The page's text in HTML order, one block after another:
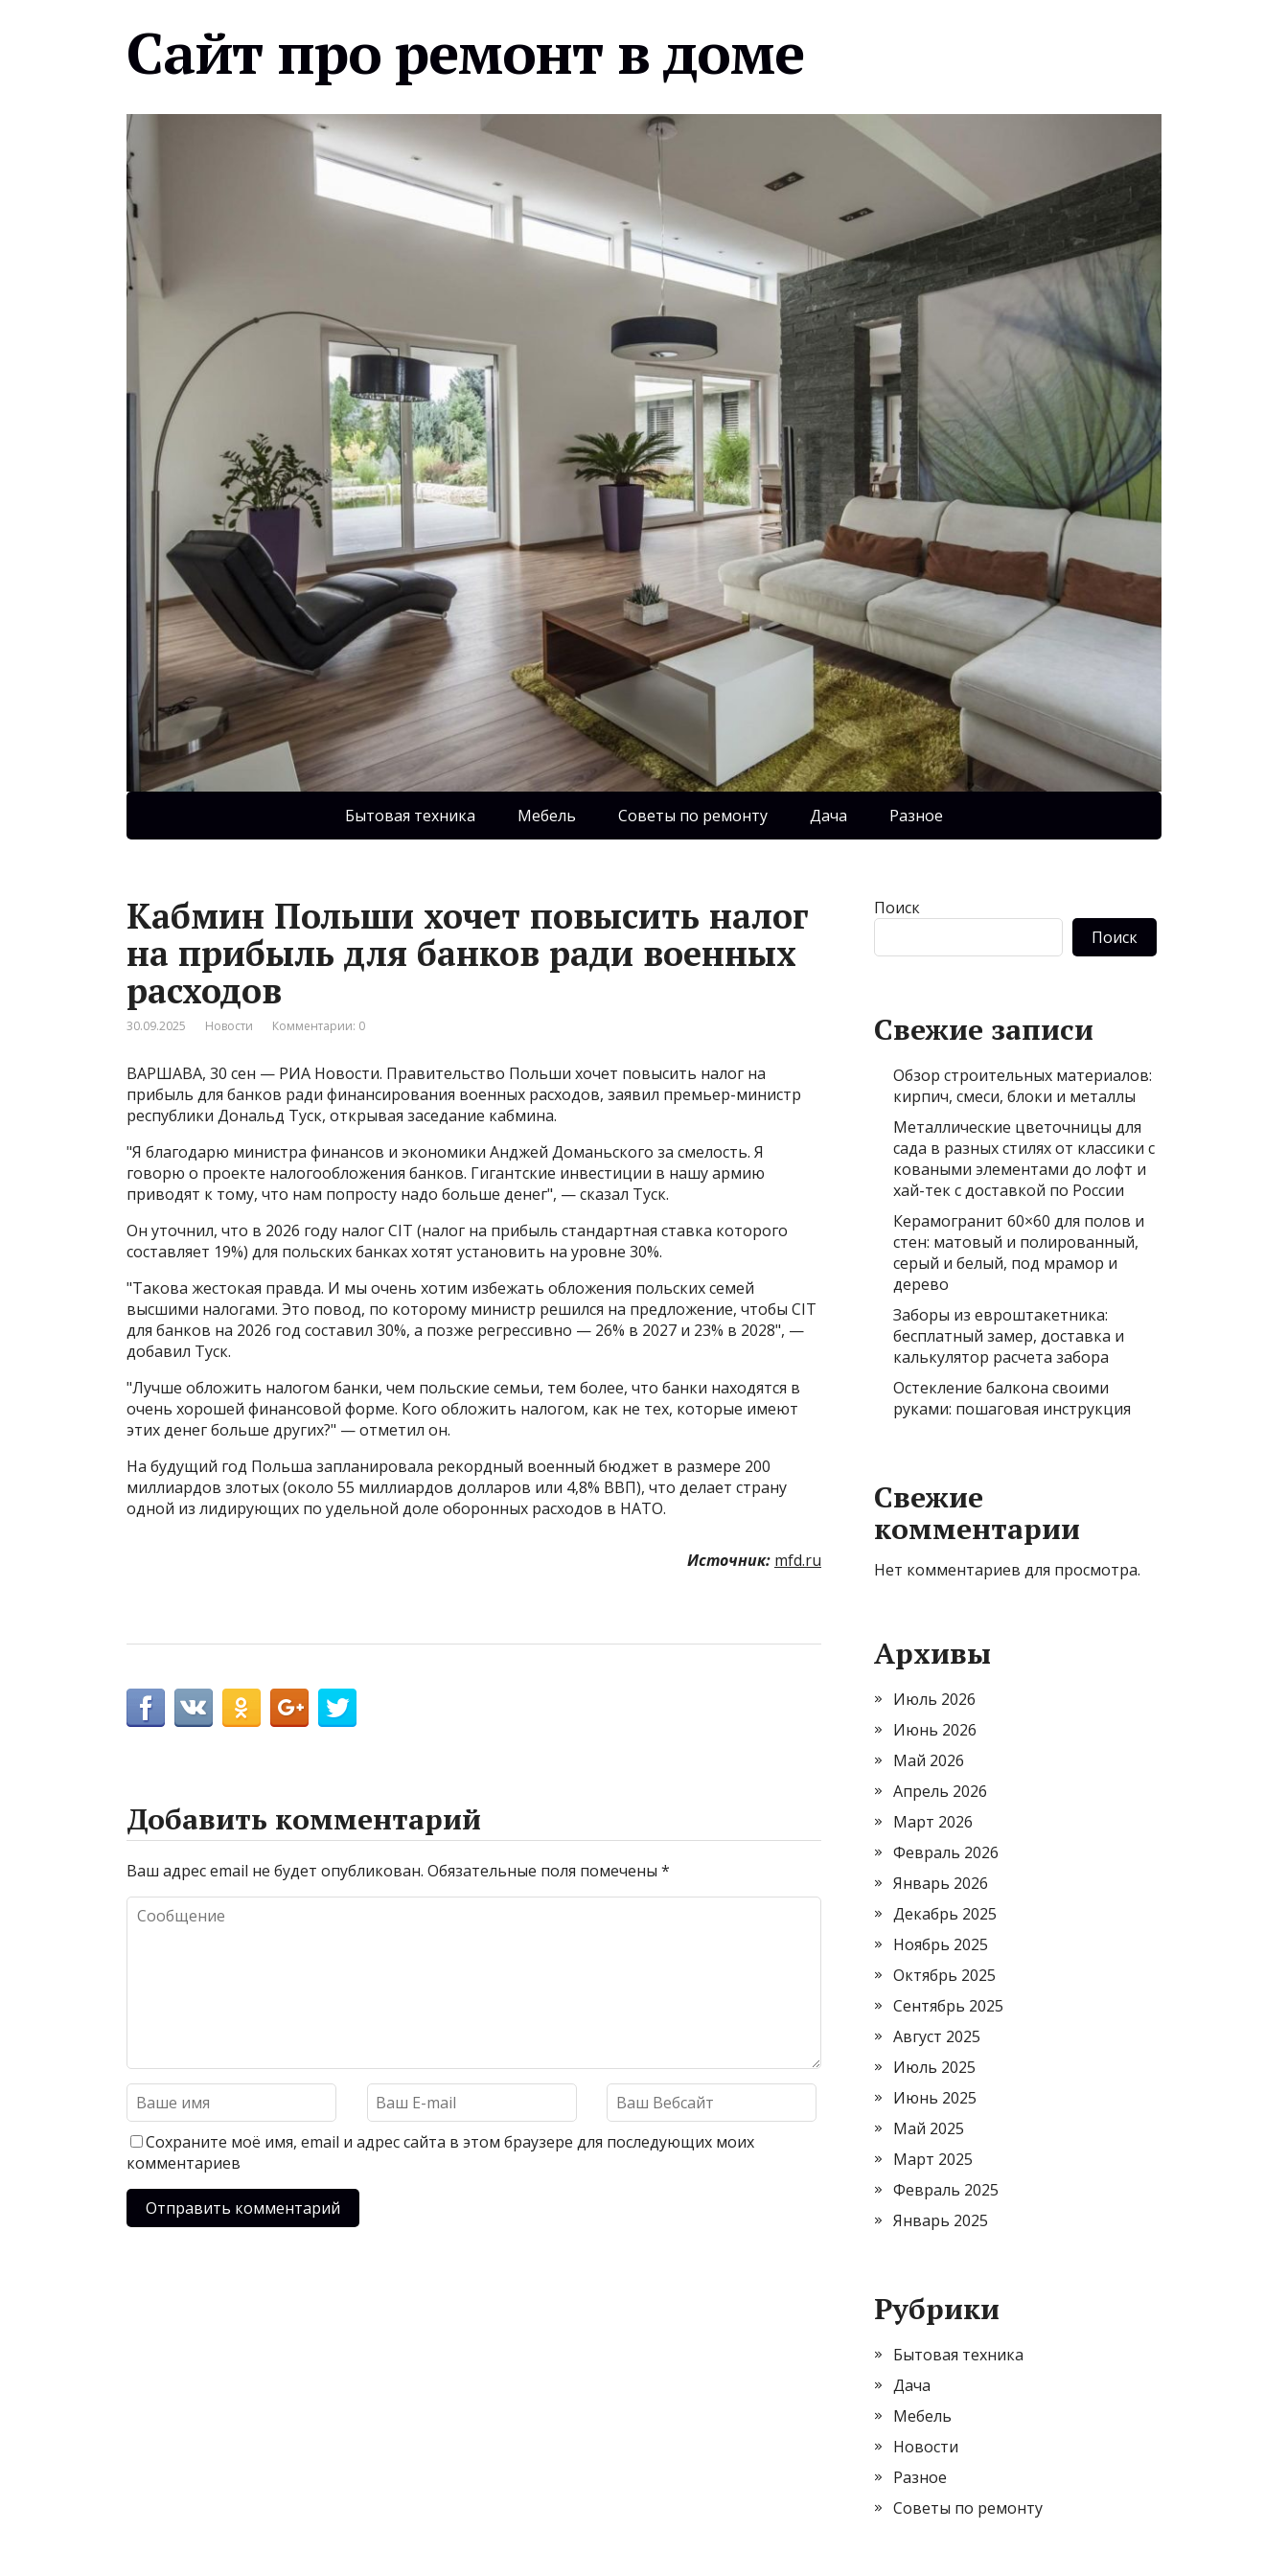
Сайт про ремонт в доме
Бытовая техника Мебель Советы по ремонту Дача Разное
Кабмин Польши хочет повысить налог
на прибыль для банков ради военных
расходов
30.09.2025 Новости Комментарии: 0
ВАРШАВА, 30 сен — РИА Новости. Правительство Польши хочет повысить налог на
прибыль для банков ради финансирования военных расходов, заявил премьер-министр
республики Дональд Туск, открывая заседание кабмина.
"Я благодарю министра финансов и экономики Анджей Доманьского за смелость​​​. Я
говорю о проекте налогообложения банков. Гигантские инвестиции в нашу армию
приводят к тому, что нам попросту надо больше денег", — сказал Туск.
Он уточнил, что в 2026 году налог CIT (налог на прибыль стандартная ставка которого
составляет 19%) для польских банках хотят установить на уровне 30%.
"Такова жестокая правда. И мы очень хотим избежать обложения польских семей
высшими налогами. Это повод, по которому министр решился на предложение, чтобы CIT
для банков на 2026 год составил 30%, а позже регрессивно — 26% в 2027 и 23% в 2028", —
добавил Туск.
"Лучше обложить налогом банки, чем польские семьи, тем более, что банки находятся в
очень хорошей финансовой форме. Кого обложить налогом, как не тех, которые имеют
этих денег больше других?" — отметил он.
На будущий год Польша запланировала рекордный военный бюджет в размере 200
миллиардов злотых (около 55 миллиардов долларов или 4,8% ВВП), что делает страну
одной из лидирующих по удельной доле оборонных расходов в НАТО.
Источник: mfd.ru
Добавить комментарий
Ваш адрес email не будет опубликован. Обязательные поля помечены *
Сохраните моё имя, email и адрес сайта в этом браузере для последующих моих
комментариев
Поиск
Поиск
Свежие записи
Обзор строительных материалов:
кирпич, смеси, блоки и металлы
Металлические цветочницы для
сада в разных стилях от классики с
коваными элементами до лофт и
хай-тек с доставкой по России
Керамогранит 60×60 для полов и
стен: матовый и полированный,
серый и белый, под мрамор и
дерево
Заборы из евроштакетника:
бесплатный замер, доставка и
калькулятор расчета забора
Остекление балкона своими
руками: пошаговая инструкция
Свежие
комментарии
Нет комментариев для просмотра.
Архивы
Июль 2026
Июнь 2026
Май 2026
Апрель 2026
Март 2026
Февраль 2026
Январь 2026
Декабрь 2025
Ноябрь 2025
Октябрь 2025
Сентябрь 2025
Август 2025
Июль 2025
Июнь 2025
Май 2025
Март 2025
Февраль 2025
Январь 2025
Рубрики
Бытовая техника
Дача
Мебель
Новости
Разное
Советы по ремонту